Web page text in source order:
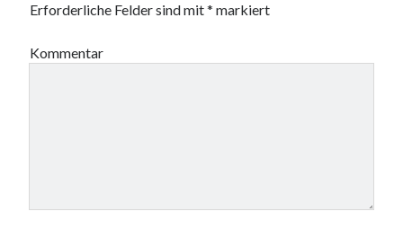
Erforderliche Felder sind mit* markiert
Kommentar